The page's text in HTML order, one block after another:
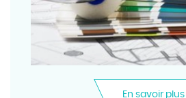
En savoir plus